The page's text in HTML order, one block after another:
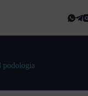
podologia